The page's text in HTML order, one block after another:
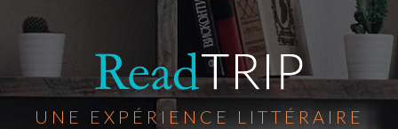
UNE EXPÉRIENCE LITTÉRAIRE